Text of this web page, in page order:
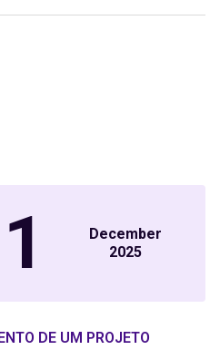
December
2025
DE UM PROJETO